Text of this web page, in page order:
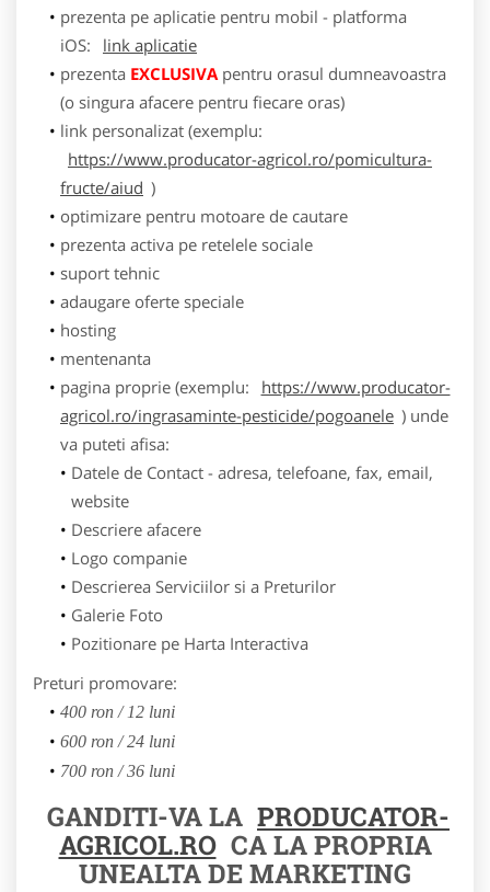
prezenta pe aplicatie pentru mobil - platforma
iOS:
link aplicatie
prezenta EXCLUSIVApentru orasul dumneavoastra
(o singura afacere pentru fiecare oras)
link personalizat (exemplu:
https://www.producator-agricol.ro/pomicultura-
fructe/aiud )
optimizare pentru motoare de cautare
prezenta activa pe retelele sociale
suport tehnic
adaugare oferte speciale
hosting
mentenanta
pagina proprie (exemplu:
https://www.producator-
agricol.ro/ingrasaminte-pesticide/pogoanele ) unde
va puteti afisa:
Datele de Contact - adresa, telefoane, fax, email,
website
Descriere afacere
Logo companie
Descrierea Serviciilor si a Preturilor
Galerie Foto
Pozitionare pe Harta Interactiva
Preturi promovare:
400 ron / 12 luni
600 ron / 24 luni
700 ron / 36 luni
GANDITI-VA LA PRODUCATOR-
AGRICOL.RO CA LA PROPRIA
UNEALTA DE MARKETING